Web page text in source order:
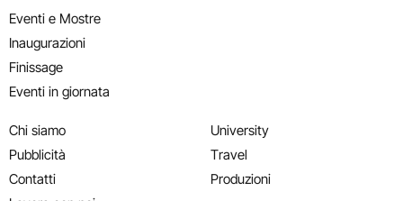
Eventi e Mostre
Inaugurazioni
Finissage
Eventi in giornata
Chi siamo
Pubblicità
Contatti
University
Travel
Produzioni